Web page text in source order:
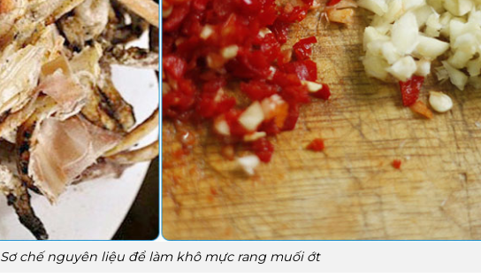
Sơ chế nguyên liệu để làm khô mực rang muối ớt